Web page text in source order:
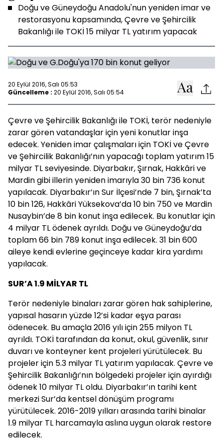
Doğu ve Güneydoğu Anadolu'nun yeniden imar ve
restorasyonu kapsamında, Çevre ve Şehircilik
Bakanlığı ile TOKİ 15 milyar TL yatırım yapacak
20 Eylül 2016, Salı 05:53
Güncelleme : 20 Eylül 2016, Salı 05:54
Çevre ve Şehircilik Bakanlığı ile TOKİ, terör nedeniyle
zarar gören vatandaşlar için yeni konutlar inşa
edecek. Yeniden imar çalışmaları için TOKİ ve Çevre
ve Şehircilik Bakanlığı’nın yapacağı toplam yatırım 15
milyar TL seviyesinde. Diyarbakır, Şırnak, Hakkâri ve
Mardin gibi illerin yeniden imarıyla 30 bin 736 konut
yapılacak. Diyarbakır’ın Sur İlçesi’nde 7 bin, Şırnak’ta
10 bin 126, Hakkâri Yüksekova’da 10 bin 750 ve Mardin
Nusaybin’de 8 bin konut inşa edilecek. Bu konutlar için
4 milyar TL ödenek ayrıldı. Doğu ve Güneydoğu’da
toplam 66 bin 789 konut inşa edilecek. 31 bin 600
aileye kendi evlerine geçinceye kadar kira yardımı
yapılacak.
SUR’A 1.9 MİLYAR TL
Terör nedeniyle binaları zarar gören hak sahiplerine,
yapısal hasarın yüzde 12’si kadar eşya parası
ödenecek. Bu amaçla 2016 yılı için 255 milyon TL
ayrıldı. TOKİ tarafından da konut, okul, güvenlik, sınır
duvarı ve konteyner kent projeleri yürütülecek. Bu
projeler için 5.3 milyar TL yatırım yapılacak. Çevre ve
Şehircilik Bakanlığı’nın bölgedeki projeler için ayırdığı
ödenek 10 milyar TL oldu. Diyarbakır’ın tarihi kent
merkezi Sur’da kentsel dönüşüm programı
yürütülecek. 2016-2019 yılları arasında tarihi binalar
1.9 milyar TL harcamayla aslına uygun olarak restore
edilecek.